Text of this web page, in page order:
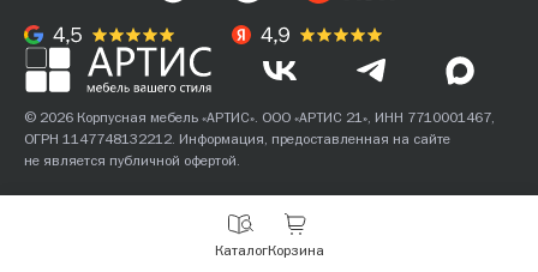
КаталогКорзина
© 2026 Корпусная мебель «АРТИС». ООО «АРТИС 21», ИНН 7710001467,
ОГРН 1147748132212. Информация, предоставленная на сайте
не является публичной офертой.